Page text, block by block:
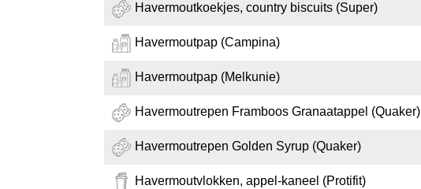
Havermoutkoekjes, country biscuits (Super)
Havermoutpap (Campina)
Havermoutpap (Melkunie)
Havermoutrepen Framboos Granaatappel (Quaker)
Havermoutrepen Golden Syrup (Quaker)
Havermoutvlokken, appel-kaneel (Protifit)